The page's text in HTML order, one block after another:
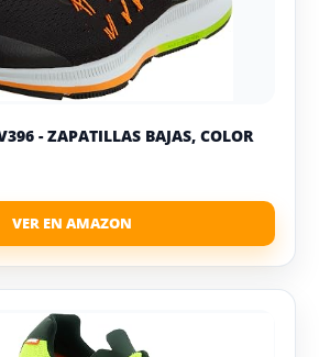
- ZAPATILLAS BAJAS, COLOR